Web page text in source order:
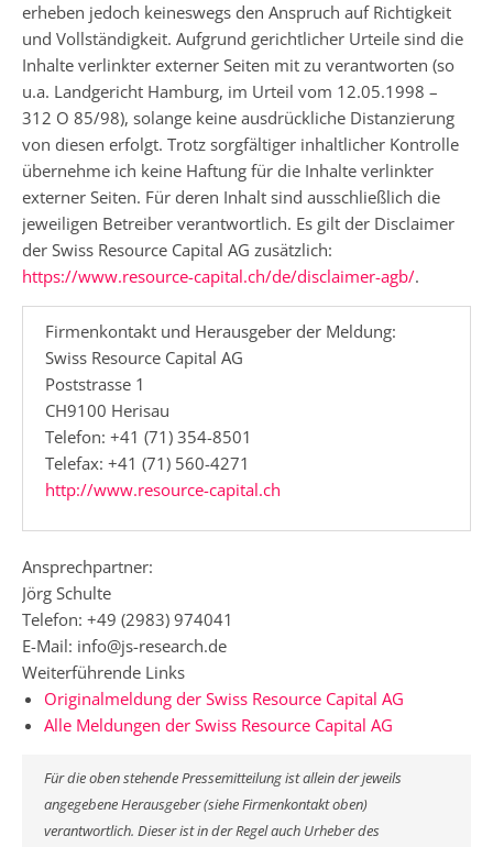
erheben jedoch keineswegs den Anspruch auf Richtigkeit
und Vollständigkeit. Aufgrund gerichtlicher Urteile sind die
Inhalte verlinkter externer Seiten mit zu verantworten (so
u.a. Landgericht Hamburg, im Urteil vom 12.05.1998 –
312 O 85/98), solange keine ausdrückliche Distanzierung
von diesen erfolgt. Trotz sorgfältiger inhaltlicher Kontrolle
übernehme ich keine Haftung für die Inhalte verlinkter
externer Seiten. Für deren Inhalt sind ausschließlich die
jeweiligen Betreiber verantwortlich. Es gilt der Disclaimer
der Swiss Resource Capital AG zusätzlich:
https://www.resource-capital.ch/de/disclaimer-agb/.
Firmenkontakt und Herausgeber der Meldung:
Swiss Resource Capital AG
Poststrasse 1
CH9100 Herisau
Telefon: +41 (71) 354-8501
Telefax: +41 (71) 560-4271
http://www.resource-capital.ch
Ansprechpartner:
Jörg Schulte
Telefon: +49 (2983) 974041
E-Mail: info@js-research.de
Weiterführende Links
Originalmeldung der Swiss Resource Capital AG
Alle Meldungen der Swiss Resource Capital AG
Für die oben stehende Pressemitteilung ist allein der jeweils
angegebene Herausgeber (siehe Firmenkontakt oben)
verantwortlich. Dieser ist in der Regel auch Urheber des